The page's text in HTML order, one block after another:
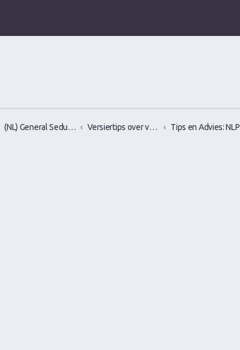
(NL) General Seduction/Attraction talk Versiertips over vrouwen versieren, flirten en verleiden Tips en Advies: NLP